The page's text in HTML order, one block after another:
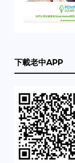
下載老中APP